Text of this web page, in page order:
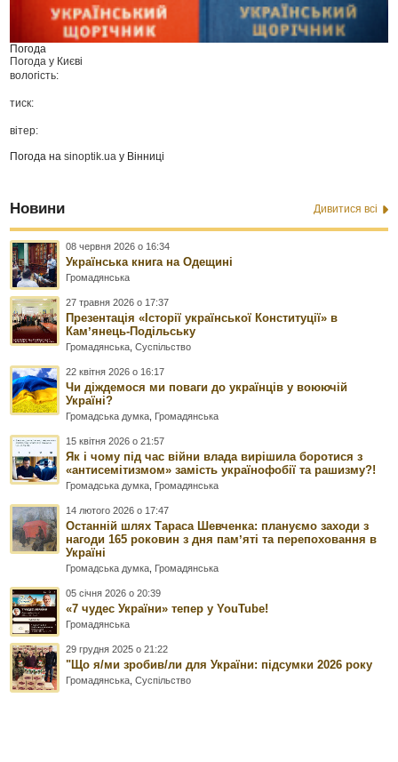
Погода
Погода у Києві
вологість:
тиск:
вітер:
Погода наsinoptik.ua у Вінниці
Новини Дивитися всі
08 червня 2026 о 16:34
Українська книга на Одещині
Громадянська
27 травня 2026 о 17:37
Презентація «Історії української Конституції» в
Камʼянець-Подільську
Громадянська,Суспільство
22 квітня 2026 о 16:17
Чи діждемося ми поваги до українців у воюючій
Україні?
Громадська думка, Громадянська
15 квітня 2026 о 21:57
Як і чому під час війни влада вирішила боротися з
«антисемітизмом» замість українофобії та рашизму?!
Громадська думка, Громадянська
14 лютого 2026 о 17:47
Останній шлях Тараса Шевченка: плануємо заходи з
нагоди 165 роковин з дня памʼяті та перепоховання в
Україні
Громадська думка, Громадянська
05 січня 2026 о 20:39
«7 чудес України» тепер у YouTube!
Громадянська
29 грудня 2025 о 21:22
"Що я/ми зробив/ли для України: підсумки 2026 року
Громадянська,Суспільство